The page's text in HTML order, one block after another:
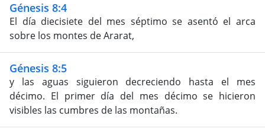
Génesis 8:4
El día diecisiete del mes séptimo se asentó el arca
sobre los montes de Ararat,
Génesis 8:5
y las aguas siguieron decreciendo hasta el mes
décimo. El primer día del mes décimo se hicieron
visibles las cumbres de las montañas.